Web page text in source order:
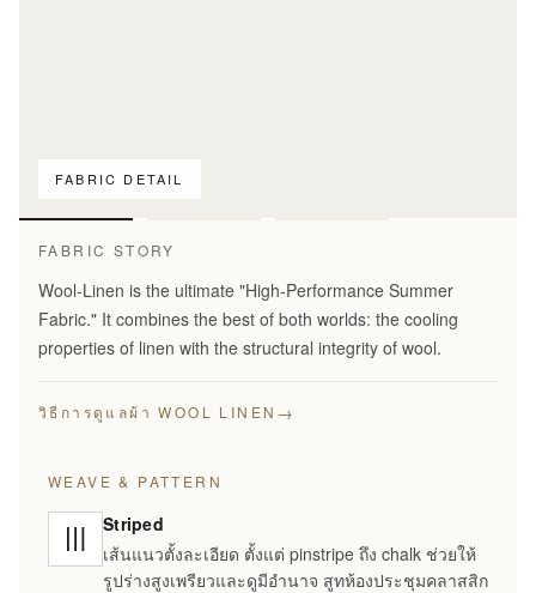
FABRIC DETAIL
FABRIC STORY
Wool-Linen is the ultimate "High-Performance Summer
Fabric." It combines the best of both worlds: the cooling
properties of linen with the structural integrity of wool.
วิธีการดูแลผ้า WOOL LINEN →
WEAVE & PATTERN
Striped
เส้นแนวตั้งละเอียด ตั้งแต่ pinstripe ถึง chalk ช่วยให้
รูปร่างสูงเพรียวและดูมีอำนาจ สูทห้องประชุมคลาสสิก